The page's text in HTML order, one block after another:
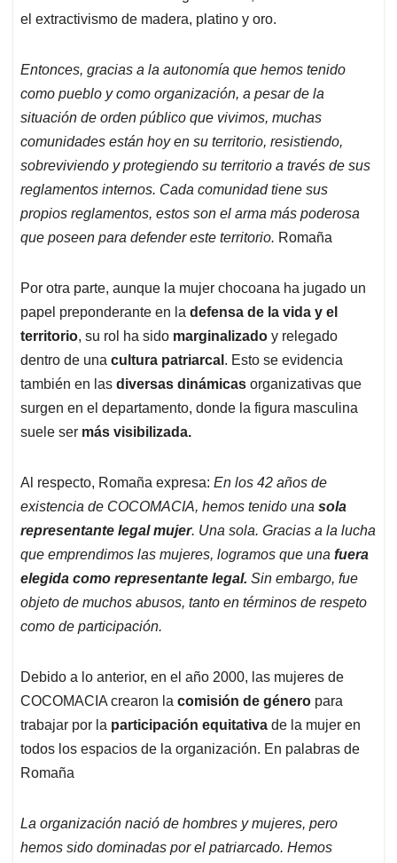
el extractivismo de madera, platino y oro.
Entonces, gracias a la autonomía que hemos tenido
como pueblo y como organización, a pesar de la
situación de orden público que vivimos, muchas
comunidades están hoy en su territorio, resistiendo,
sobreviviendo y protegiendo su territorio a través de sus
reglamentos internos. Cada comunidad tiene sus
propios reglamentos, estos son el arma más poderosa
que poseen para defender este territorio. Romaña
Por otra parte, aunque la mujer chocoana ha jugado un
papel preponderante en la defensa de la vida y el
territorio, su rol ha sido marginalizado y relegado
dentro de una cultura patriarcal . Esto se evidencia
también en las diversas dinámicas organizativas que
surgen en el departamento, donde la figura masculina
suele ser más visibilizada.
Al respecto, Romaña expresa: En los 42 años de
existencia de COCOMACIA, hemos tenido una sola
representante legal mujer. Una sola. Gracias a la lucha
que emprendimos las mujeres, logramos que una fuera
elegida como representante legal. Sin embargo, fue
objeto de muchos abusos, tanto en términos de respeto
como de participación.
Debido a lo anterior, en el año 2000, las mujeres de
COCOMACIA crearon la comisión de género para
trabajar por la participación equitativa de la mujer en
todos los espacios de la organización. En palabras de
Romaña
La organización nació de hombres y mujeres, pero
hemos sido dominadas por el patriarcado. Hemos